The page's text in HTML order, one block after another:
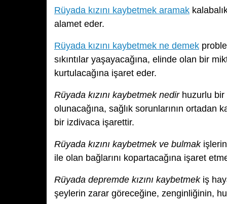
Rüyada kızını kaybetmek aramak
alamet eder.
Rüyada kızını kaybetmek ne demek
sıkıntılar yaşayacağına, elinde olan bir
kurtulacağına işaret eder.
Rüyada kızını kaybetmek nedirhuzurlu bir
olunacağına, sağlık sorunlarının ortadan
bir izdivaca işarettir.
Rüyada kızını kaybetmek ve bulmakişlerin
ile olan bağlarını kopartacağına işaret
Rüyada depremde kızını kaybetmekiş
şeylerin zarar göreceğine, zenginliğinin,